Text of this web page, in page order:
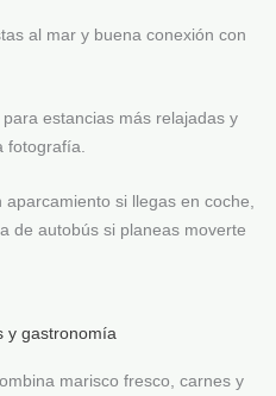
al mar y buena conexión con
estancias más relajadas y
fotografía.
aparcamiento si llegas en coche,
de autobús si planeas moverte
y gastronomía
marisco fresco, carnes y